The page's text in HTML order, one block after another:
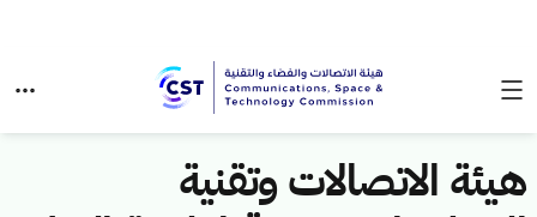
هيئة الاتصالات وتقنية